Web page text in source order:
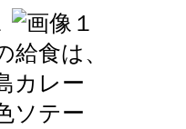
食は、
カレー
ソテー